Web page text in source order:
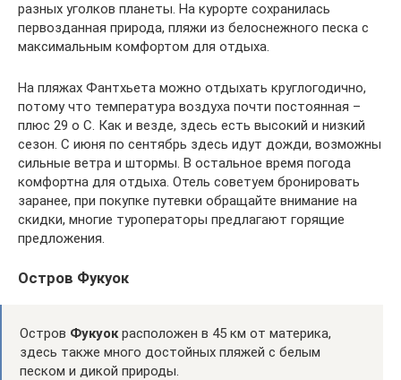
разных уголков планеты. На курорте сохранилась
первозданная природа, пляжи из белоснежного песка с
максимальным комфортом для отдыха.
На пляжах Фантхьета можно отдыхать круглогодично,
потому что температура воздуха почти постоянная –
плюс 29 о С. Как и везде, здесь есть высокий и низкий
сезон. С июня по сентябрь здесь идут дожди, возможны
сильные ветра и штормы. В остальное время погода
комфортна для отдыха. Отель советуем бронировать
заранее, при покупке путевки обращайте внимание на
скидки, многие туроператоры предлагают горящие
предложения.
Остров Фукуок
Остров Фукуокрасположен в 45 км от материка,
здесь также много достойных пляжей с белым
песком и дикой природы.